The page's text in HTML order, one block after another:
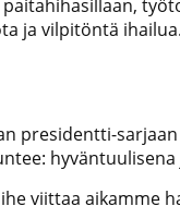
ja vilpitöntä
presidentti-
viittaa aikamme